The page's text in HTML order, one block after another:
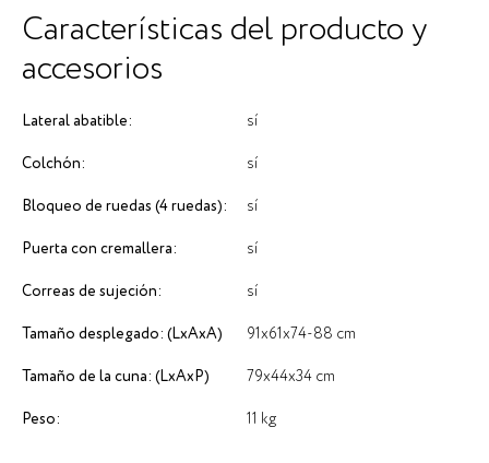
Características del producto y
accesorios
Lateral abatible: sí
Colchón: sí
Bloqueo de ruedas (4 ruedas): sí
Puerta con cremallera: sí
Correas de sujeción: sí
Tamaño desplegado: (LxAxA) 91х61х74-88 cm
Tamaño de la cuna: (LxAxP) 79х44х34 cm
Peso: 11 kg